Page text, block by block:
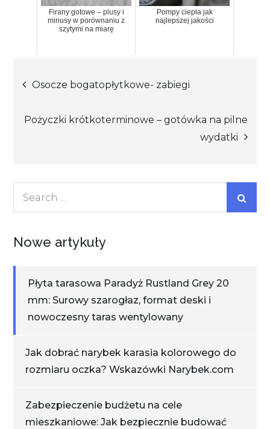
Firany gotowe – plusy i
minusy w porównaniu z
szytymi na miarę
Pompy ciepła jak
najlepszej jakości
Nawigacja
wpisu
Osocze bogatopłytkowe- zabiegi
Pożyczki krótkoterminowe – gotówka na pilne
wydatki
Nowe artykuły
Płyta tarasowa Paradyż Rustland Grey 20
mm: Surowy szarogłaz, format deski i
nowoczesny taras wentylowany
Jak dobrać narybek karasia kolorowego do
rozmiaru oczka? Wskazówki Narybek.com
Zabezpieczenie budżetu na cele
mieszkaniowe: Jak bezpiecznie budować